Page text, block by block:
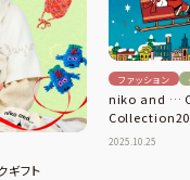
フト
ファッション
niko and …
2025.10.25